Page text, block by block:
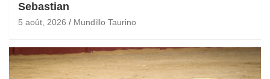
Sebastian
5 août, 2026 Mundillo Taurino